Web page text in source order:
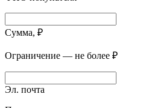
Сумма, ₽
Ограничение — не более ₽
Эл. почта